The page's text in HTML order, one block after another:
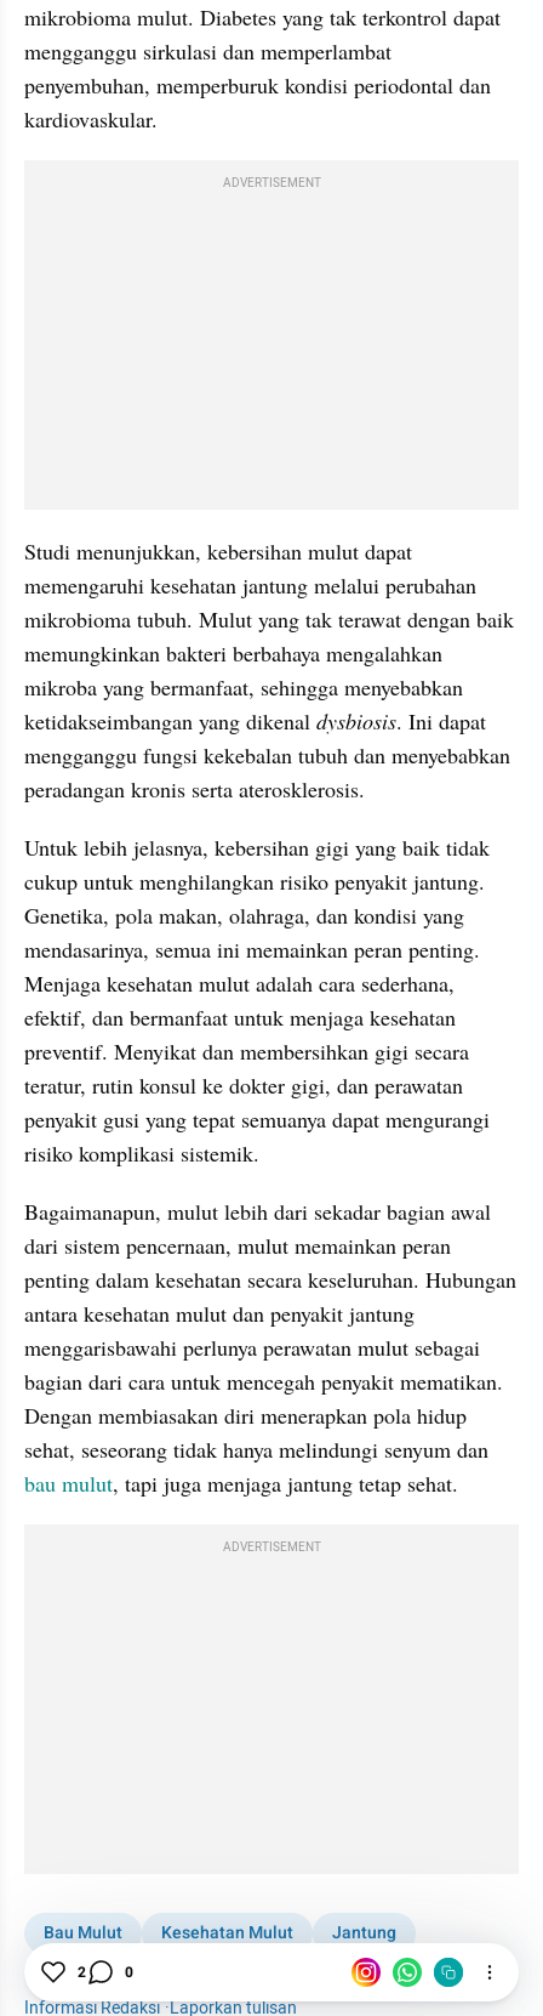
mikrobioma mulut. Diabetes yang tak terkontrol dapat
mengganggu sirkulasi dan memperlambat
penyembuhan, memperburuk kondisi periodontal dan
kardiovaskular.
ADVERTISEMENT
Studi menunjukkan, kebersihan mulut dapat
memengaruhi kesehatan jantung melalui perubahan
mikrobioma tubuh. Mulut yang tak terawat dengan baik
memungkinkan bakteri berbahaya mengalahkan
mikroba yang bermanfaat, sehingga menyebabkan
ketidakseimbangan yang dikenal dysbiosis. Ini dapat
mengganggu fungsi kekebalan tubuh dan menyebabkan
peradangan kronis serta aterosklerosis.
Untuk lebih jelasnya, kebersihan gigi yang baik tidak
cukup untuk menghilangkan risiko penyakit jantung.
Genetika, pola makan, olahraga, dan kondisi yang
mendasarinya, semua ini memainkan peran penting.
Menjaga kesehatan mulut adalah cara sederhana,
efektif, dan bermanfaat untuk menjaga kesehatan
preventif. Menyikat dan membersihkan gigi secara
teratur, rutin konsul ke dokter gigi, dan perawatan
penyakit gusi yang tepat semuanya dapat mengurangi
risiko komplikasi sistemik.
Bagaimanapun, mulut lebih dari sekadar bagian awal
dari sistem pencernaan, mulut memainkan peran
penting dalam kesehatan secara keseluruhan. Hubungan
antara kesehatan mulut dan penyakit jantung
menggarisbawahi perlunya perawatan mulut sebagai
bagian dari cara untuk mencegah penyakit mematikan.
Dengan membiasakan diri menerapkan pola hidup
bau mulut, tapi juga menjaga jantung tetap sehat.
ADVERTISEMENT
Bau Mulut Kesehatan Mulut
Jantung
Kesehatan
Informasi Redaksi·Laporkan tulisan
2 0